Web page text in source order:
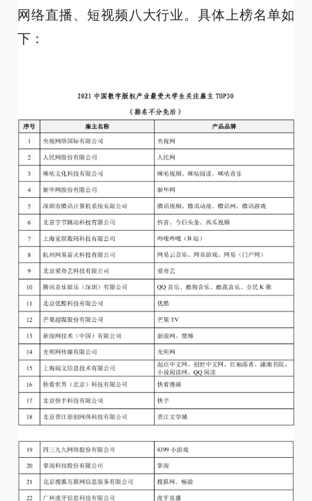
网络直播、短视频八大行业。具体上榜名单如
下：